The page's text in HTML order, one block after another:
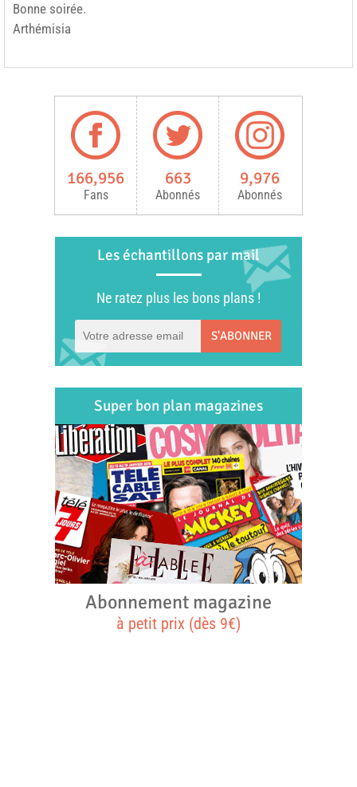
Bonne soirée.
Arthémisia
166,956
Fans
663
Abonnés
9,976
Abonnés
Les échantillons par mail
Ne ratez plus les bons plans !
S'ABONNER
Super bon plan magazines
Abonnement magazine
à petit prix (dès 9€)